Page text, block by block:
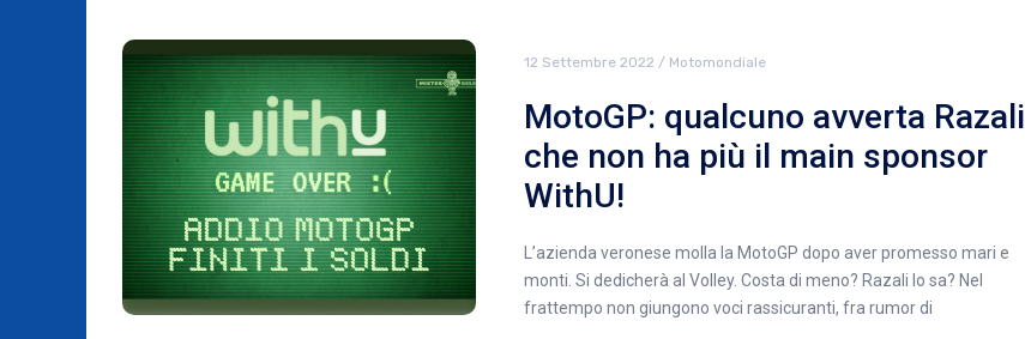
12 Settembre 2022 / Motomondiale
MotoGP: qualcuno avverta Razali
che non ha più il main sponsor
WithU!
L’azienda veronese molla la MotoGP dopo aver promesso mari e
monti. Si dedicherà al Volley. Costa di meno? Razali lo sa? Nel
frattempo non giungono voci rassicuranti, fra rumor di